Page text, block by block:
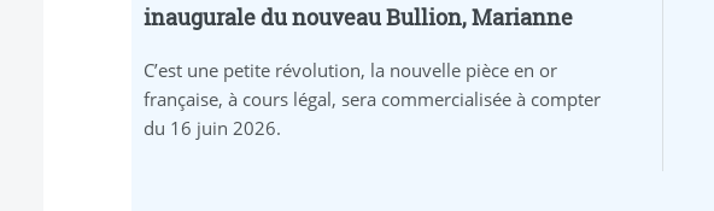
inaugurale du nouveau Bullion, Marianne
C’est une petite révolution, la nouvelle pièce en or
française, à cours légal, sera commercialisée à compter
du 16 juin 2026.